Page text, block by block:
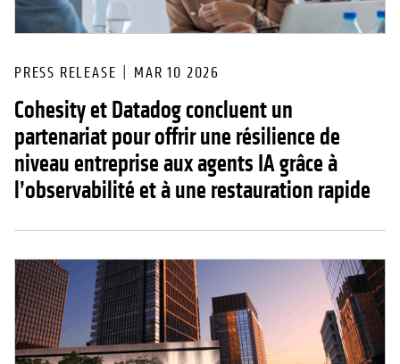
PRESS RELEASE MAR 10 2026
Cohesity et Datadog concluent un
partenariat pour offrir une résilience de
niveau entreprise aux agents IA grâce à
l’observabilité et à une restauration rapide